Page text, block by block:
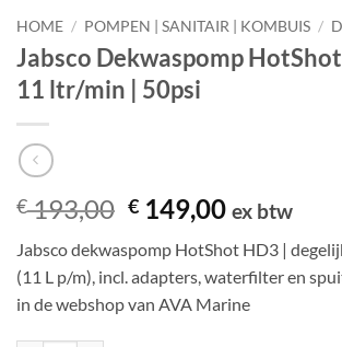
HOME / POMPEN | SANITAIR | KOMBUIS /
Jabsco Dekwaspomp HotShot
11 ltr/min | 50psi
€193,00 Oorspronkelijke
was:
€ 193,00.
€ 149,00Huidige
is:
€ 149,00.
ex btw
Jabsco dekwaspomp HotShot HD3 |
(11 L p/m), incl. adapters, waterfilter en
in de webshop van AVA Marine